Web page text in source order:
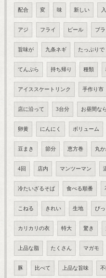
配合 変 味 新しい
アジ フライ ピール ブ
旨味が 九条ネギ たっぷりで
てんぷら 持ち帰り 種類
アイススケートリンク 手作り市
店に沿って 3台分 お昼間な
卵黄 にんにく ボリューム
豆まき 節分 恵方巻 丸
4回 店内 マンツーマン
冷たいざるそば 食べる順番
こねる きれい 生地 びっ
カリカリの衣 特大 驚き
上品な脂 たくさん マガモ
豚 比べて 上品な旨味